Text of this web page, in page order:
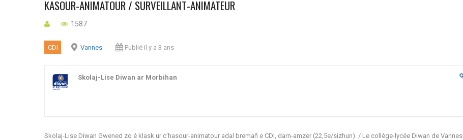
KASOUR-ANIMATOUR / SURVEILLANT-ANIMATEUR
1587
CDI Vannes Publié il y a 3 ans
Skolaj-Lise Diwan ar Morbihan
Skolaj-Lise Diwan Gwened zo é klask ur c’hasour-animatour adal bremañ e CDI, darn-amzer (22,5e/sizhun). / Le collège-lycée Diwan de Vannes